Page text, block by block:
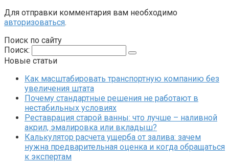
Для отправки комментария вам необходимо
авторизоваться.
Поиск по сайту
Поиск:
Новые статьи
Как масштабировать транспортную компанию без
увеличения штата
Почему стандартные решения не работают в
нестабильных условиях
Реставрация старой ванны: что лучше – наливной
акрил, эмалировка или вкладыш?
Калькулятор расчета ущерба от залива: зачем
нужна предварительная оценка и когда обращаться
к экспертам